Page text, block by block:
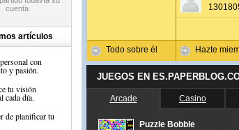
artículos
con
y pasión.
tu visión
cada día.
de planificar tu
Todo sobre él Hazte
JUEGOS EN
Arcade Casino
Puzzle Bobble